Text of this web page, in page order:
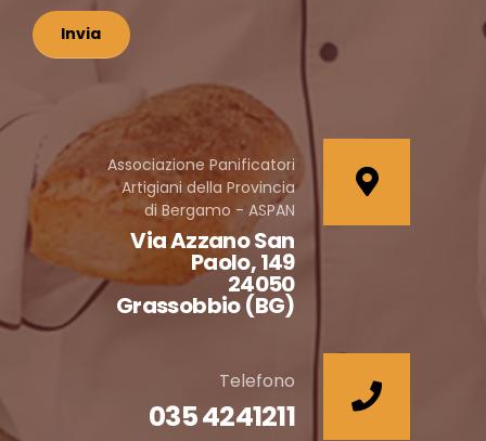
Associazione Panificatori
Artigiani della Provincia
di Bergamo - ASPAN
Via Azzano San
Paolo, 149
24050
Grassobbio (BG)
Telefono
035 4241211